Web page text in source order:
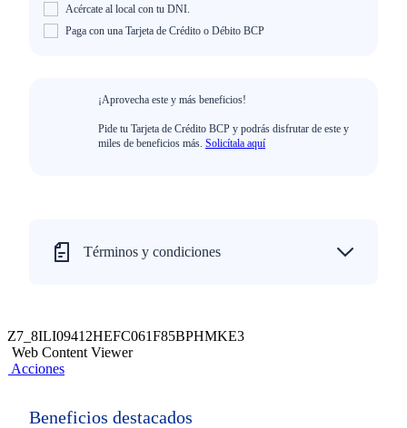
Acércate al local con tu DNI.
Paga con una Tarjeta de Crédito o Débito BCP
¡Aprovecha este y más beneficios!
Pide tu Tarjeta de Crédito BCP y podrás disfrutar de este y
miles de beneficios más. Solicítala aquí
Términos y condiciones
Z7_8ILI09412HEFC061F85BPHMKE3
Web Content Viewer
Acciones
Beneficios destacados